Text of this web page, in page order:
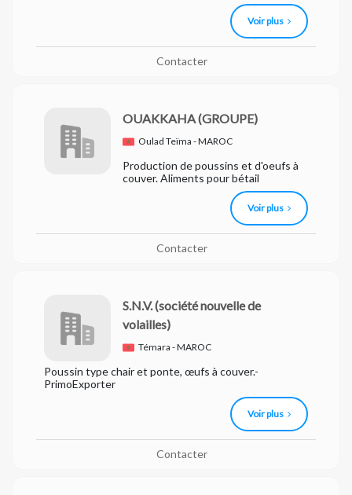
Voir plus
Contacter
OUAKKAHA (GROUPE)
Oulad Teïma - MAROC
Production de poussins et d'oeufs à
couver. Aliments pour bétail
Voir plus
Contacter
S.N.V.(société nouvelle de
volailles)
Témara - MAROC
Poussin type chair et ponte, œufs à couver.-
PrimoExporter
Voir plus
Contacter